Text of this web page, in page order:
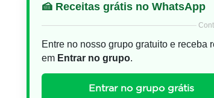
🍰 Receitas grátis no WhatsApp
Entre no nosso grupo gratuito e receba
em Entrar no grupo.
Entrar no grupo grátis